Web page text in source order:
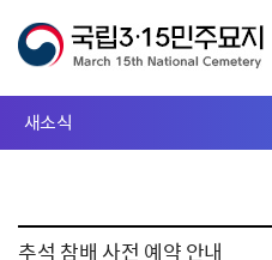
새소식
추석 참배 사전 예약 안내